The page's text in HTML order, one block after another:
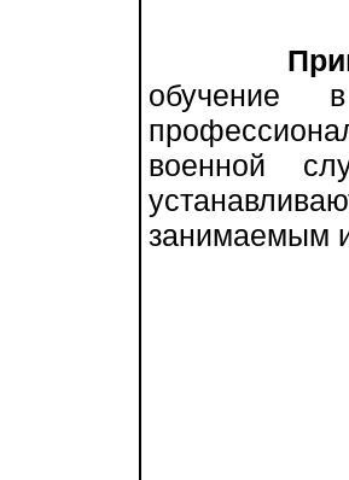
обучение
военной
занимаемым